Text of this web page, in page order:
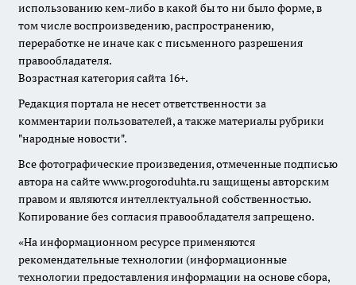
использованию кем-либо в какой бы то ни было форме, в
том числе воспроизведению, распространению,
переработке не иначе как с письменного разрешения
правообладателя.
Возрастная категория сайта 16+.
Редакция портала не несет ответственности за
комментарии пользователей, а также материалы рубрики
"народные новости".
Все фотографические произведения, отмеченные подписью
автора на сайте www.progoroduhta.ru защищены авторским
правом и являются интеллектуальной собственностью.
Копирование без согласия правообладателя запрещено.
«На информационном ресурсе применяются
рекомендательные технологии (информационные
технологии предоставления информации на основе сбора,